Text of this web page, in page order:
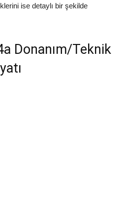
ise detaylı bir şekilde
Donanım/Teknik